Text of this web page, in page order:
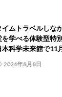
イムトラベルしな
を学べる体験型特
本科学未来館で11
2024年8月8日